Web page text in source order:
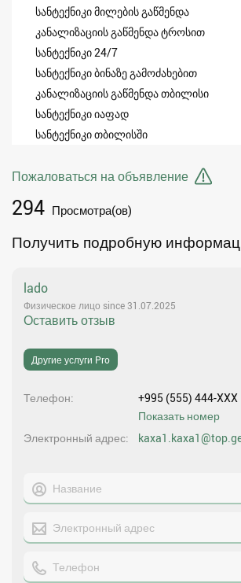
სანტექნიკი მილების გაწმენდა
კანალიზაციის გაწმენდა ტროსით
სანტექნიკი 24/7
სანტექნიკი ბინაზე გამოძახებით
კანალიზაციის გაწმენდა თბილისი
სანტექნიკი იაფად
სანტექნიკი თბილისში
Пожаловаться на объявление
294 Просмотра(ов)
Получить подробную
lado
Физическое лицо since 31.07.2025
Оставить отзыв
Другие услуги Pro
Телефон
+995 (555) 444-XXX
Показать номер
Электронный адрес